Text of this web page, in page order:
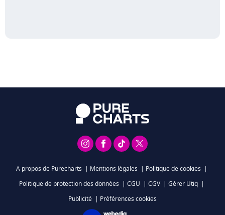
A propos de Purecharts | Mentions légales | Politique de cookies |
Politique de protection des données | CGU | CGV | Gérer Utiq |
Publicité | Préférences cookies